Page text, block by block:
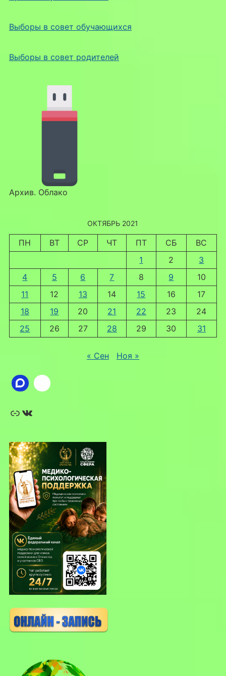
Выборы в совет обучающихся
Выборы в совет родителей
Архив. Облако
ОКТЯБРЬ 2021
ПН ВТ СР ЧТ ПТ СБ
ВС
1
2
3
4
5 6 7 8 9
10
11
12 13 14 15 16
17
18
19 20 21 22 23
24
25
26 27 28 29 30 31
« Сен Ноя »
Ссылка